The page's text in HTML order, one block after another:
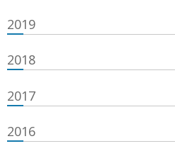
2019
2018
2017
2016